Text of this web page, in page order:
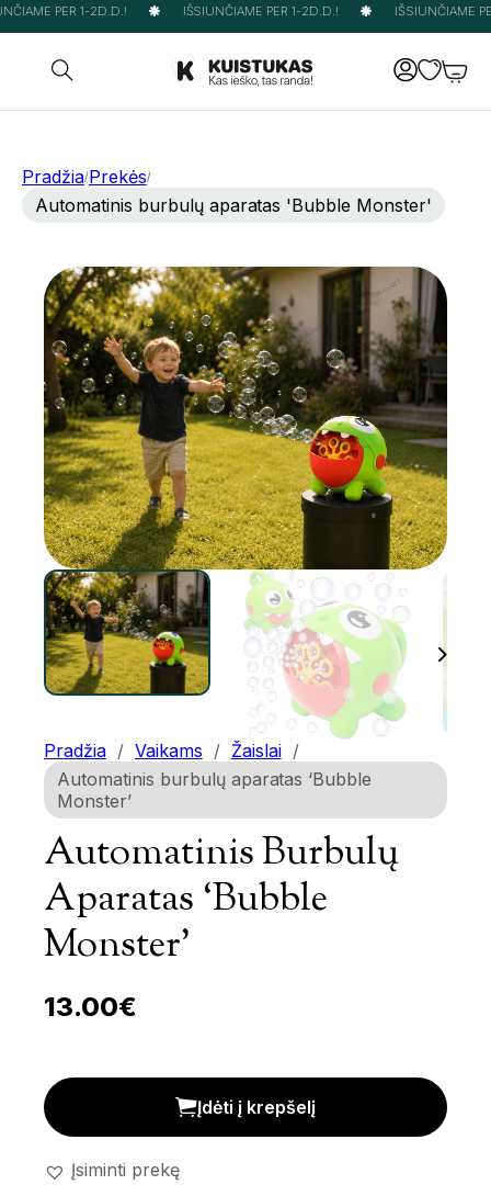
PER 1-2D.D.! IŠSIUNČIAME PER 1-2D.D.! IŠSIUNČIAME
Pradžia/Prekės/
Automatinis burbulų aparatas 'Bubble Monster'
Pradžia / Vaikams / Žaislai /
Automatinis burbulų aparatas ‘Bubble
Monster’
Automatinis Burbulų
Aparatas ‘Bubble
Monster’
13.00€
Automatinis burbulų aparatas 'Bubble Monster' kiekis
Įdėti į krepšelį
Įsiminti prekę